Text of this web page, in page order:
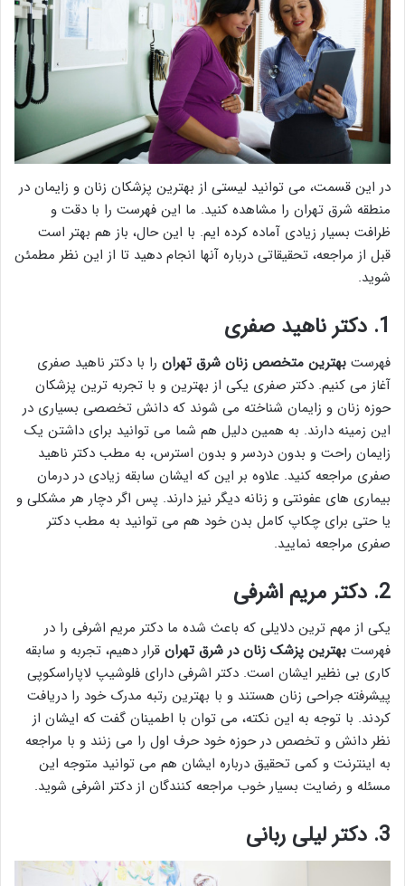
در این قسمت، می توانید لیستی از بهترین پزشکان زنان و زایمان در
منطقه شرق تهران را مشاهده کنید. ما این فهرست را با دقت و
ظرافت بسیار زیادی آماده کرده ایم. با این حال، باز هم بهتر است
قبل از مراجعه، تحقیقاتی درباره آنها انجام دهید تا از این نظر مطمئن
شوید.
1. دکتر ناهید صفری
فهرست بهترین متخصص زنان شرق تهران را با دکتر ناهید صفری
آغاز می کنیم. دکتر صفری یکی از بهترین و با تجربه ترین پزشکان
حوزه زنان و زایمان شناخته می شوند که دانش تخصصی بسیاری در
این زمینه دارند. به همین دلیل هم شما می توانید برای داشتن یک
زایمان راحت و بدون دردسر و بدون استرس، به مطب دکتر ناهید
صفری مراجعه کنید. علاوه بر این که ایشان سابقه زیادی در درمان
بیماری های عفونتی و زنانه دیگر نیز دارند. پس اگر دچار هر مشکلی و
یا حتی برای چکاپ کامل بدن خود هم می توانید به مطب دکتر
صفری مراجعه نمایید.
2. دکتر مریم اشرفی
یکی از مهم ترین دلایلی که باعث شده ما دکتر مریم اشرفی را در
فهرست بهترین پزشک زنان در شرق تهران قرار دهیم، تجربه و سابقه
کاری بی نظیر ایشان است. دکتر اشرفی دارای فلوشیپ لاپاراسکوپی
پیشرفته جراحی زنان هستند و با بهترین رتبه مدرک خود را دریافت
کردند. با توجه به این نکته، می توان با اطمینان گفت که ایشان از
نظر دانش و تخصص در حوزه خود حرف اول را می زنند و با مراجعه
به اینترنت و کمی تحقیق درباره ایشان هم می توانید متوجه این
مسئله و رضایت بسیار خوب مراجعه کنندگان از دکتر اشرفی شوید.
3. دکتر لیلی ربانی